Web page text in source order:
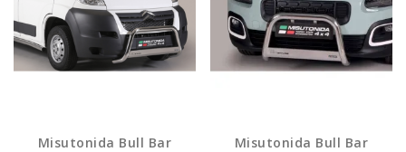
Misutonida Bull Bar
Misutonida Bull Bar